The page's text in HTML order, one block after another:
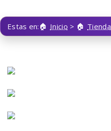
Estas en: Inicio > Tienda